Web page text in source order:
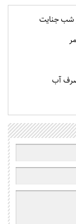
شب جنایت
آب